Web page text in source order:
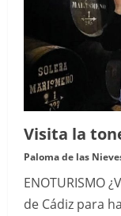
Visita la
Paloma de las
ENOTURISMO
de Cádiz para